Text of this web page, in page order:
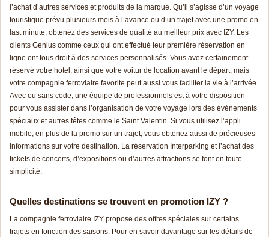
l’achat d’autres services et produits de la marque. Qu’il s’agisse d’un voyage
touristique prévu plusieurs mois à l’avance ou d’un trajet avec une promo en
last minute, obtenez des services de qualité au meilleur prix avec IZY. Les
clients Genius comme ceux qui ont effectué leur première réservation en
ligne ont tous droit à des services personnalisés. Vous avez certainement
réservé votre hotel, ainsi que votre voitur de location avant le départ, mais
votre compagnie ferroviaire favorite peut aussi vous faciliter la vie à l’arrivée.
Avec ou sans code, une équipe de professionnels est à votre disposition
pour vous assister dans l’organisation de votre voyage lors des événements
spéciaux et autres fêtes comme le Saint Valentin. Si vous utilisez l’appli
mobile, en plus de la promo sur un trajet, vous obtenez aussi de précieuses
informations sur votre destination. La réservation Interparking et l’achat des
tickets de concerts, d’expositions ou d’autres attractions se font en toute
simplicité.
Quelles destinations se trouvent en promotion IZY ?
La compagnie ferroviaire IZY propose des offres spéciales sur certains
trajets en fonction des saisons. Pour en savoir davantage sur les détails de